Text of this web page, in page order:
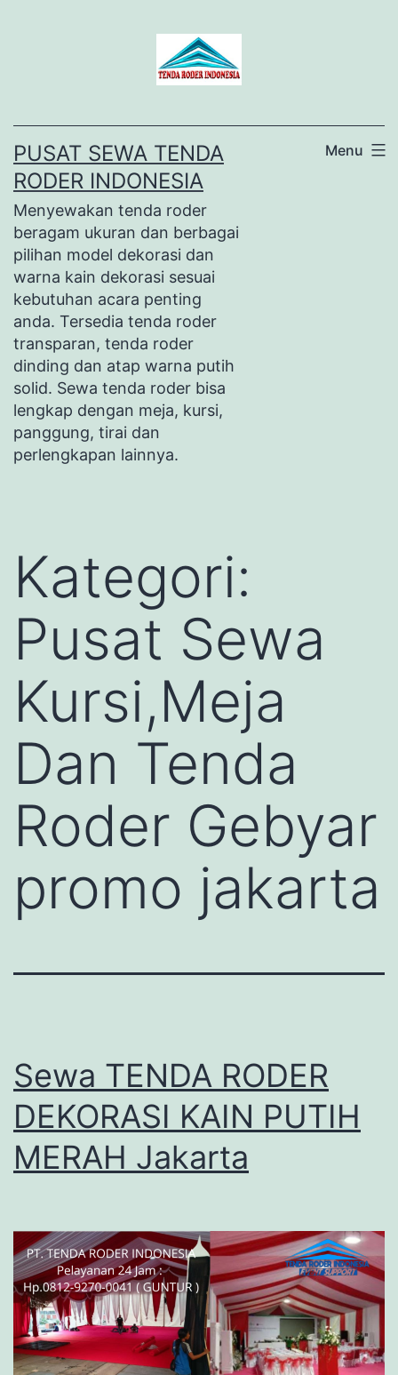
PUSAT SEWA TENDA
RODER INDONESIA
Menyewakan tenda roder
beragam ukuran dan berbagai
pilihan model dekorasi dan
warna kain dekorasi sesuai
kebutuhan acara penting
anda. Tersedia tenda roder
transparan, tenda roder
dinding dan atap warna putih
solid. Sewa tenda roder bisa
lengkap dengan meja, kursi,
panggung, tirai dan
perlengkapan lainnya.
Menu
Kategori:
Pusat Sewa
Kursi,Meja
Dan Tenda
Roder Gebyar
promo jakarta
Sewa TENDA RODER
DEKORASI KAIN PUTIH
MERAH Jakarta